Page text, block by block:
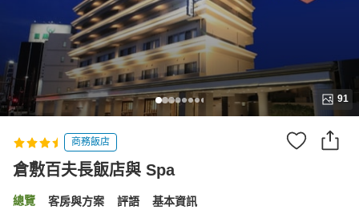
91
商務飯店
倉敷百夫長飯店與 Spa
總覽 客房與方案 評語 基本資訊